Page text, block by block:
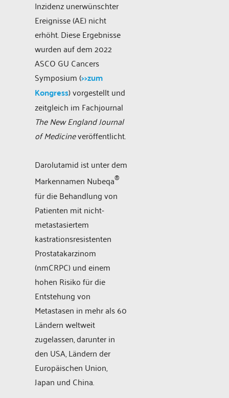
Inzidenz unerwünschter
Ereignisse (AE) nicht
erhöht. Diese Ergebnisse
wurden auf dem 2022
ASCO GU Cancers
Symposium (>>zum
Kongress) vorgestellt und
zeitgleich im Fachjournal
TheNew England Journal
of Medicineveröffentlicht.
Darolutamid ist unter dem
Markennamen Nubeqa®
für die Behandlung von
Patienten mit nicht-
metastasiertem
kastrationsresistenten
Prostatakarzinom
(nmCRPC) und einem
hohen Risiko für die
Entstehung von
Metastasen in mehr als 60
Ländern weltweit
zugelassen, darunter in
den USA, Ländern der
Europäischen Union,
Japan und China.